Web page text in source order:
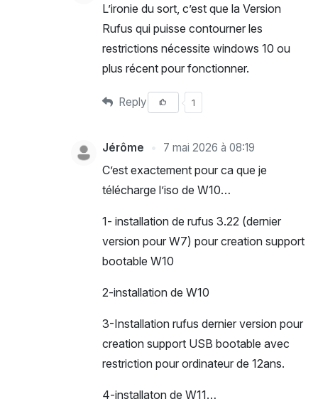
L’ironie du sort, c’est que la Version
Rufus qui puisse contourner les
restrictions nécessite windows 10 ou
plus récent pour fonctionner.
Reply 1
Jérôme 7 mai 2026 à 08:19
C’est exactement pour ca que je
télécharge l’iso de W10…
1- installation de rufus 3.22 (dernier
version pour W7) pour creation support
bootable W10
2-installation de W10
3-Installation rufus dernier version pour
creation support USB bootable avec
restriction pour ordinateur de 12ans.
4-installaton de W11…